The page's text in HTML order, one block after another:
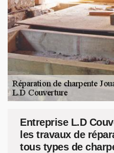
Entreprise L.D
les travaux de
tous types de